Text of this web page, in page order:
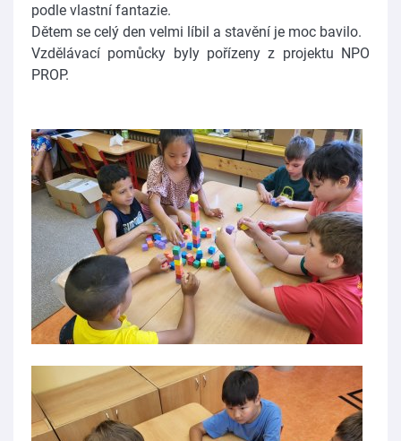
podle vlastní fantazie.
Dětem se celý den velmi líbil a stavění je moc bavilo.
Vzdělávací pomůcky byly pořízeny z projektu NPO
PROP.